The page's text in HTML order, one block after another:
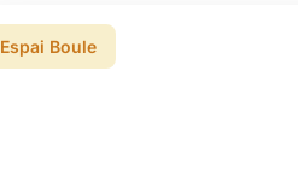
Espai Boule